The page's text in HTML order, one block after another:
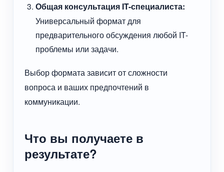
Общая консультация IT-специалиста:
Универсальный формат для
предварительного обсуждения любой IT-
проблемы или задачи.
Выбор формата зависит от сложности
вопроса и ваших предпочтений в
коммуникации.
Что вы получаете в
результате?